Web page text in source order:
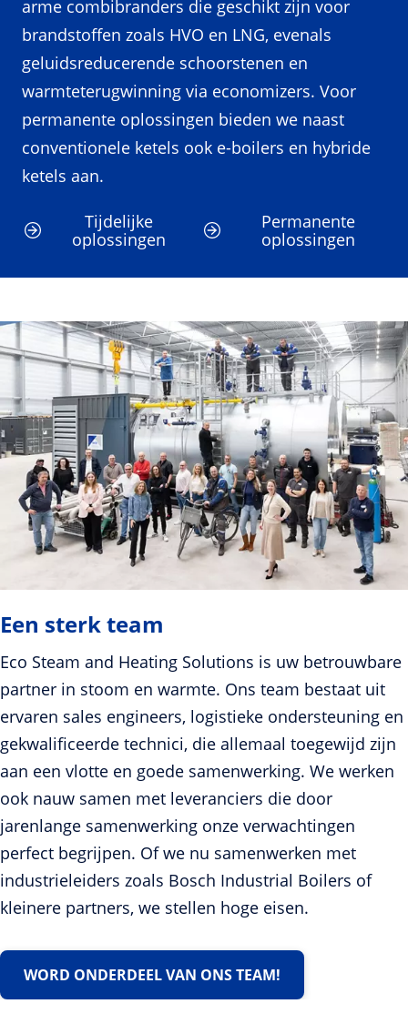
arme combibranders die geschikt zijn voor
brandstoffen zoals HVO en LNG, evenals
geluidsreducerende schoorstenen en
warmteterugwinning via economizers. Voor
permanente oplossingen bieden we naast
conventionele ketels ook e-boilers en hybride
ketels aan.
Tijdelijke
oplossingen
Permanente
oplossingen
Een sterk team
Eco Steam and Heating Solutions is uw betrouwbare
partner in stoom en warmte. Ons team bestaat uit
ervaren sales engineers, logistieke ondersteuning en
gekwalificeerde technici, die allemaal toegewijd zijn
aan een vlotte en goede samenwerking. We werken
ook nauw samen met leveranciers die door
jarenlange samenwerking onze verwachtingen
perfect begrijpen. Of we nu samenwerken met
industrieleiders zoals Bosch Industrial Boilers of
kleinere partners, we stellen hoge eisen.
WORD ONDERDEEL VAN ONS TEAM!